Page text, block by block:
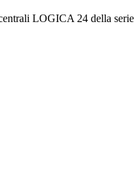
LOGICA 24 della